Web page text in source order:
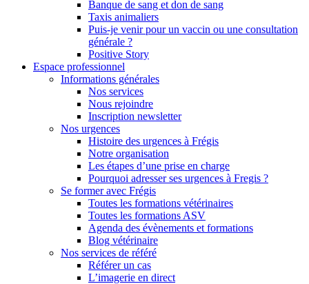
Banque de sang et don de sang
Taxis animaliers
Puis-je venir pour un vaccin ou une consultation
générale ?
Positive Story
Espace professionnel
Informations générales
Nos services
Nous rejoindre
Inscription newsletter
Nos urgences
Histoire des urgences à Frégis
Notre organisation
Les étapes d’une prise en charge
Pourquoi adresser ses urgences à Fregis ?
Se former avec Frégis
Toutes les formations vétérinaires
Toutes les formations ASV
Agenda des évènements et formations
Blog vétérinaire
Nos services de référé
Référer un cas
L’imagerie en direct